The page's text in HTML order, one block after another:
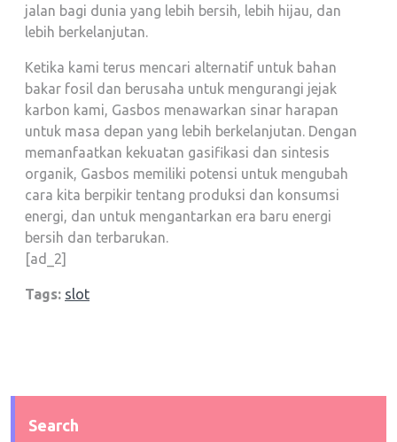
jalan bagi dunia yang lebih bersih, lebih hijau, dan
lebih berkelanjutan.
Ketika kami terus mencari alternatif untuk bahan
bakar fosil dan berusaha untuk mengurangi jejak
karbon kami, Gasbos menawarkan sinar harapan
untuk masa depan yang lebih berkelanjutan. Dengan
memanfaatkan kekuatan gasifikasi dan sintesis
organik, Gasbos memiliki potensi untuk mengubah
cara kita berpikir tentang produksi dan konsumsi
energi, dan untuk mengantarkan era baru energi
bersih dan terbarukan.
[ad_2]
Tags: slot
Search